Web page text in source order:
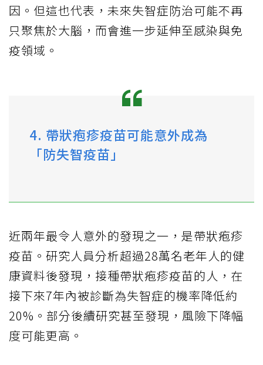
因。但這也代表，未來失智症防治可能不再
只聚焦於大腦，而會進一步延伸至感染與免
疫領域。
4. 帶狀疱疹疫苗可能意外成為
「防失智疫苗」
近兩年最令人意外的發現之一，是帶狀疱疹
疫苗。研究人員分析超過28萬名老年人的健
康資料後發現，接種帶狀疱疹疫苗的人，在
接下來7年內被診斷為失智症的機率降低約
20%。部分後續研究甚至發現，風險下降幅
度可能更高。